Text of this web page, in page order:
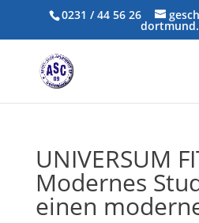
0231 / 44 56 26
UNIVERSUM
Modernes
einen